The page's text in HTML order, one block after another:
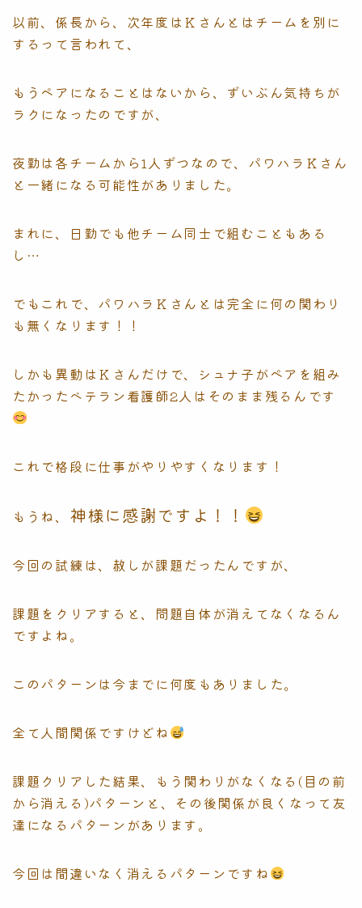
以前、係長から、次年度はＫさんとはチームを別に
するって言われて、
もうペアになることはないから、ずいぶん気持ちが
ラクになったのですが、
夜勤は各チームから1人ずつなので、パワハラＫさん
と一緒になる可能性がありました。
まれに、日勤でも他チーム同士で組むこともある
し…
でもこれで、パワハラＫさんとは完全に何の関わり
も無くなります！！
しかも異動はＫさんだけで、シュナ子がペアを組み
たかったベテラン看護師2人はそのまま残るんです
これで格段に仕事がやりやすくなります！
もうね、 神様に感謝ですよ！！
今回の試練は、赦しが課題だったんですが、
課題をクリアすると、問題自体が消えてなくなるん
ですよね。
このパターンは今までに何度もありました。
全て人間関係ですけどね
課題クリアした結果、もう関わりがなくなる(目の前
から消える)パターンと、その後関係が良くなって友
達になるパターンがあります。
今回は間違いなく消えるパターンですね